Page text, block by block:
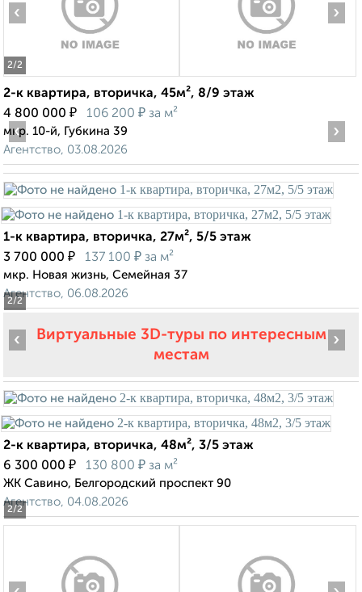
2/2
‹ ›
2-к квартира, вторичка, 45м², 8/9 этаж
4 800 000 ₽ 106 200 ₽ за м²
мкр. 10-й, Губкина 39
Агентство, 03.08.2026
2/2
‹ ›
1-к квартира, вторичка, 27м², 5/5 этаж
3 700 000 ₽ 137 100 ₽ за м²
мкр. Новая жизнь, Семейная 37
Агентство, 06.08.2026
Виртуальные 3D-туры по интересным
местам
2/2
‹ ›
2-к квартира, вторичка, 48м², 3/5 этаж
6 300 000 ₽ 130 800 ₽ за м²
ЖК Савино, Белгородский проспект 90
Агентство, 04.08.2026